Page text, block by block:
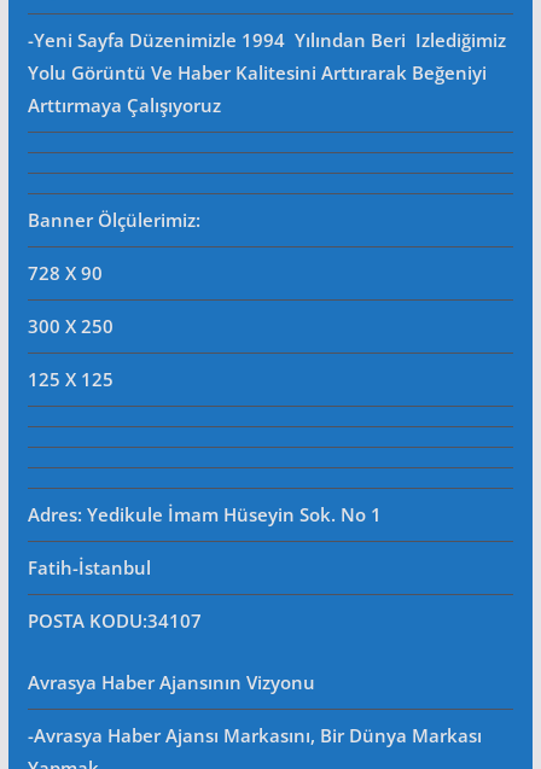
-Yeni Sayfa Düzenimizle 1994 Yılından Beri Izlediğimiz
Yolu Görüntü Ve Haber Kalitesini Arttırarak Beğeniyi
Arttırmaya Çalışıyoruz
Banner Ölçülerimiz:
728 X 90
300 X 250
125 X 125
Adres: Yedikule İmam Hüseyin Sok. No 1
Fatih-İstanbul
POSTA KODU:34107
Avrasya Haber Ajansının Vizyonu
-Avrasya Haber Ajansı Markasını, Bir Dünya Markası